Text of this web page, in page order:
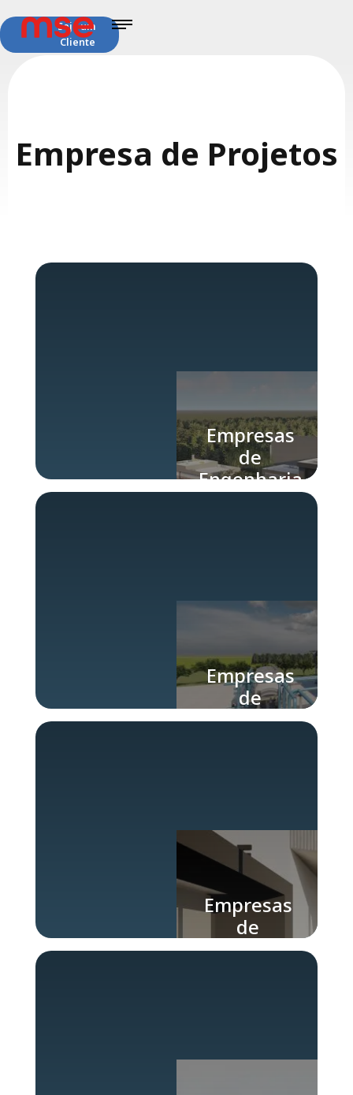
Seja um
Cliente
Empresa de Projetos
Empresas
de
Engenharia
de Projetos
Empresas
de
Engenharia
Empresas
de
Projetos